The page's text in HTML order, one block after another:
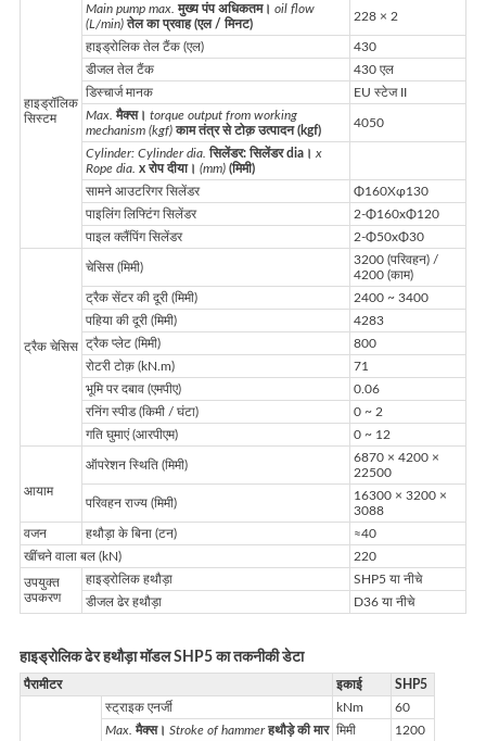
हाइड्रॉलिक
सिस्टम
Main pump max. मुख्य पंप अधिकतम। oil flow
(L/min) तेल का प्रवाह (एल / मिनट)
228 × 2
हाइड्रोलिक तेल टैंक (एल)
430
डीजल तेल टैंक
430 एल
डिस्चार्ज मानक
EU स्टेज II
Max. मैक्स। torque output from working
mechanism (kgf) काम तंत्र से टोक़ उत्पादन (kgf)
4050
Cylinder: Cylinder dia. सिलेंडर: सिलेंडर dia। x
Rope dia. x रोप दीया। (mm) (मिमी)
सामने आउटरिगर सिलेंडर
Φ160Xφ130
पाइलिंग लिफ्टिंग सिलेंडर
2-Φ160xΦ120
पाइल क्लैंपिंग सिलेंडर
2-Φ50xΦ30
ट्रैक चेसिस
चेसिस (मिमी)
3200 (परिवहन) /
4200 (काम)
ट्रैक सेंटर की दूरी (मिमी)
2400 ~ 3400
पहिया की दूरी (मिमी)
4283
ट्रैक प्लेट (मिमी)
800
रोटरी टोक़ (kN.m)
71
भूमि पर दबाव (एमपीए)
0.06
रनिंग स्पीड (किमी / घंटा)
0 ~ 2
गति घुमाएं (आरपीएम)
0 ~ 12
आयाम
ऑपरेशन स्थिति (मिमी)
6870 × 4200 ×
22500
परिवहन राज्य (मिमी)
16300 × 3200 ×
3088
वजन
हथौड़ा के बिना (टन)
≈40
खींचने वाला बल (kN)
220
उपयुक्त
उपकरण
हाइड्रोलिक हथौड़ा
SHP5 या नीचे
डीजल ढेर हथौड़ा
D36 या नीचे
हाइड्रोलिक ढेर हथौड़ा मॉडल SHP5 का तकनीकी डेटा
पैरामीटर इकाई SHP5
स्ट्राइक एनर्जी kNm
60
Max. मैक्स। Stroke of hammer हथौड़े की मार मिमी
1200